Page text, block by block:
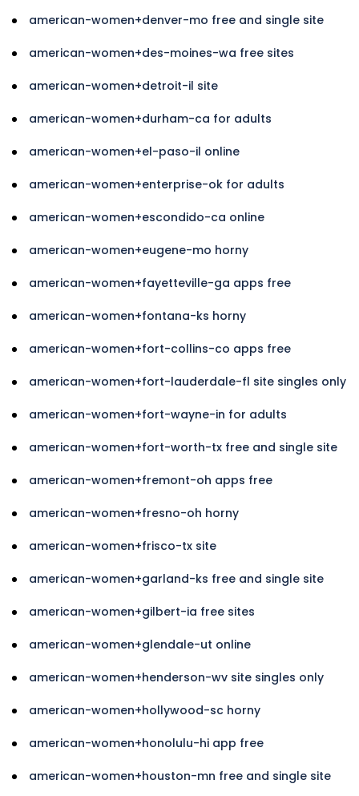
american-women+denver-mo free and single site
american-women+des-moines-wa free sites
american-women+detroit-il site
american-women+durham-ca for adults
american-women+el-paso-il online
american-women+enterprise-ok for adults
american-women+escondido-ca online
american-women+eugene-mo horny
american-women+fayetteville-ga apps free
american-women+fontana-ks horny
american-women+fort-collins-co apps free
american-women+fort-lauderdale-fl site singles only
american-women+fort-wayne-in for adults
american-women+fort-worth-tx free and single site
american-women+fremont-oh apps free
american-women+fresno-oh horny
american-women+frisco-tx site
american-women+garland-ks free and single site
american-women+gilbert-ia free sites
american-women+glendale-ut online
american-women+henderson-wv site singles only
american-women+hollywood-sc horny
american-women+honolulu-hi app free
american-women+houston-mn free and single site